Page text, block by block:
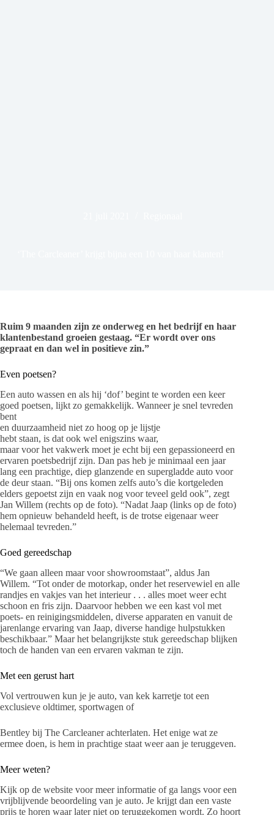
Ruim 9 maanden zijn ze onderweg en het bedrijf en haar
klantenbestand groeien gestaag. “Er wordt over ons
gepraat en dan wel in positieve zin.”
Even poetsen?
Een auto wassen en als hij ‘dof’ begint te worden een keer
goed poetsen, lijkt zo gemakkelijk. Wanneer je snel tevreden
bent
en duurzaamheid niet zo hoog op je lijstje
hebt staan, is dat ook wel enigszins waar,
maar voor het vakwerk moet je echt bij een gepassioneerd en
ervaren poetsbedrijf zijn. Dan pas heb je minimaal een jaar
lang een prachtige, diep glanzende en supergladde auto voor
de deur staan. “Bij ons komen zelfs auto’s die kortgeleden
elders gepoetst zijn en vaak nog voor teveel geld ook”, zegt
Jan Willem (rechts op de foto). “Nadat Jaap (links op de foto)
hem opnieuw behandeld heeft, is de trotse eigenaar weer
helemaal tevreden.”
Goed gereedschap
“We gaan alleen maar voor showroomstaat”, aldus Jan
Willem. “Tot onder de motorkap, onder het reservewiel en alle
randjes en vakjes van het interieur . . . alles moet weer echt
schoon en fris zijn. Daarvoor hebben we een kast vol met
poets- en reinigingsmiddelen, diverse apparaten en vanuit de
jarenlange ervaring van Jaap, diverse handige hulpstukken
beschikbaar.” Maar het belangrijkste stuk gereedschap blijken
toch de handen van een ervaren vakman te zijn.
Met een gerust hart
Vol vertrouwen kun je je auto, van kek karretje tot een
exclusieve oldtimer, sportwagen of
Bentley bij The Carcleaner achterlaten. Het enige wat ze
ermee doen, is hem in prachtige staat weer aan je teruggeven.
Meer weten?
Kijk op de website voor meer informatie of ga langs voor een
vrijblijvende beoordeling van je auto. Je krijgt dan een vaste
prijs te horen waar later niet op teruggekomen wordt. Zo hoort